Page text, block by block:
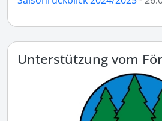
Unterstützung vom